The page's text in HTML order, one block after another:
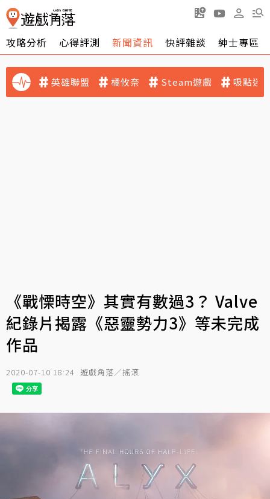
攻略分析 心得評測 新聞資訊 快評雜談 紳士專區
英雄聯盟 橘攸奈 Steam遊戲 吸點迷
《戰慄時空》其實有數過3？ Valve
紀錄片揭露《惡靈勢力3》等未完成
作品
2020-07-10 18:24 遊戲角落／搖滾